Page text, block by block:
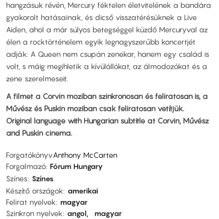
hangzásuk révén, Mercury féktelen életvitelének a bandára
gyakorolt hatásainak, és dicső visszatérésüknek a Live
Aiden, ahol a már súlyos betegséggel küzdő Mercuryval az
élen a rocktörténelem egyik legnagyszerűbb koncertjét
adják. A Queen nem csupán zenekar, hanem egy család is
volt, s máig megihletik a kívülállókat, az álmodozókat és a
zene szerelmeseit.
A filmet a Corvin moziban szinkronosan és feliratosan is, a
Művész és Puskin moziban csak feliratosan vetítjük.
Original language with Hungarian subtitle at Corvin, Művész
and Puskin cinema.
ForgatókönyvAnthony McCarten
Forgalmazó Fórum Hungary
Színes Színes
Készítő országok
amerikai
Felirat nyelvek
magyar
Szinkron nyelvek
angol magyar